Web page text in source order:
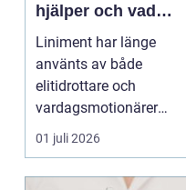
hjälper och vad
man bör tänka på
Liniment har länge
använts av både
elitidrottare och
vardagsmotionärer
för...
01 juli 2026